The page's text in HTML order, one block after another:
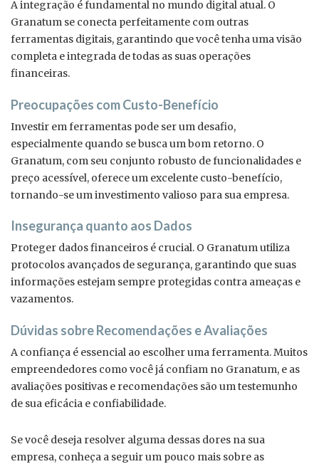
A integração é fundamental no mundo digital atual. O
Granatum se conecta perfeitamente com outras
ferramentas digitais, garantindo que você tenha uma visão
completa e integrada de todas as suas operações
financeiras.
Preocupações com Custo-Benefício
Investir em ferramentas pode ser um desafio,
especialmente quando se busca um bom retorno. O
Granatum, com seu conjunto robusto de funcionalidades e
preço acessível, oferece um excelente custo-benefício,
tornando-se um investimento valioso para sua empresa.
Insegurança quanto aos Dados
Proteger dados financeiros é crucial. O Granatum utiliza
protocolos avançados de segurança, garantindo que suas
informações estejam sempre protegidas contra ameaças e
vazamentos.
Dúvidas sobre Recomendações e Avaliações
A confiança é essencial ao escolher uma ferramenta. Muitos
empreendedores como você já confiam no Granatum, e as
avaliações positivas e recomendações são um testemunho
de sua eficácia e confiabilidade.
Se você deseja resolver alguma dessas dores na sua
empresa, conheça a seguir um pouco mais sobre as